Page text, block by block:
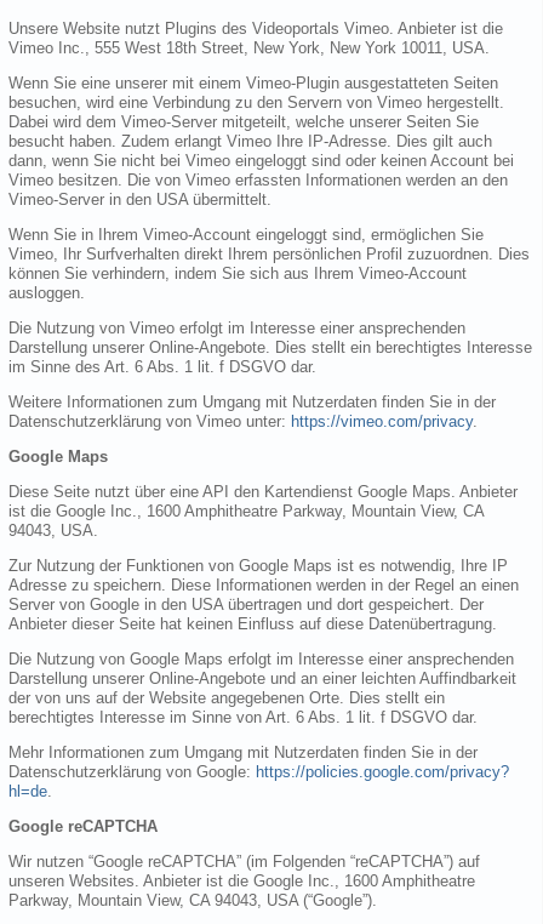
Unsere Website nutzt Plugins des Videoportals Vimeo. Anbieter ist die
Vimeo Inc., 555 West 18th Street, New York, New York 10011, USA.
Wenn Sie eine unserer mit einem Vimeo-Plugin ausgestatteten Seiten
besuchen, wird eine Verbindung zu den Servern von Vimeo hergestellt.
Dabei wird dem Vimeo-Server mitgeteilt, welche unserer Seiten Sie
besucht haben. Zudem erlangt Vimeo Ihre IP-Adresse. Dies gilt auch
dann, wenn Sie nicht bei Vimeo eingeloggt sind oder keinen Account bei
Vimeo besitzen. Die von Vimeo erfassten Informationen werden an den
Vimeo-Server in den USA übermittelt.
Wenn Sie in Ihrem Vimeo-Account eingeloggt sind, ermöglichen Sie
Vimeo, Ihr Surfverhalten direkt Ihrem persönlichen Profil zuzuordnen. Dies
können Sie verhindern, indem Sie sich aus Ihrem Vimeo-Account
ausloggen.
Die Nutzung von Vimeo erfolgt im Interesse einer ansprechenden
Darstellung unserer Online-Angebote. Dies stellt ein berechtigtes Interesse
im Sinne des Art. 6 Abs. 1 lit. f DSGVO dar.
Weitere Informationen zum Umgang mit Nutzerdaten finden Sie in der
Datenschutzerklärung von Vimeo unter: https://vimeo.com/privacy.
Google Maps
Diese Seite nutzt über eine API den Kartendienst Google Maps. Anbieter
ist die Google Inc., 1600 Amphitheatre Parkway, Mountain View, CA
94043, USA.
Zur Nutzung der Funktionen von Google Maps ist es notwendig, Ihre IP
Adresse zu speichern. Diese Informationen werden in der Regel an einen
Server von Google in den USA übertragen und dort gespeichert. Der
Anbieter dieser Seite hat keinen Einfluss auf diese Datenübertragung.
Die Nutzung von Google Maps erfolgt im Interesse einer ansprechenden
Darstellung unserer Online-Angebote und an einer leichten Auffindbarkeit
der von uns auf der Website angegebenen Orte. Dies stellt ein
berechtigtes Interesse im Sinne von Art. 6 Abs. 1 lit. f DSGVO dar.
Mehr Informationen zum Umgang mit Nutzerdaten finden Sie in der
Datenschutzerklärung von Google: https://policies.google.com/privacy?
hl=de
Google reCAPTCHA
Wir nutzen “Google reCAPTCHA” (im Folgenden “reCAPTCHA”) auf
unseren Websites. Anbieter ist die Google Inc., 1600 Amphitheatre
Parkway, Mountain View, CA 94043, USA (“Google”).